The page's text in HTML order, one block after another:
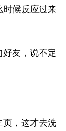
时候反应过来
友，说不定
页，这才去洗